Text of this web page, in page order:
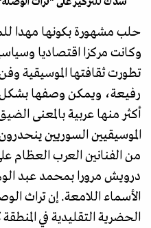
حلب مشهورة بكونها مهدا
وكانت مركزا اقتصاديا
تطورت ثقافتها الموسيقية
رفيعة، ويمكن وصفها بشكل
أكثر منها عربية بالمعنى
الموسيقيين السوريين
من الفنانين العرب العظام
درويش مرورا بمحمد عبد
الأسماء اللامعة. إن تراث
الحضرية التقليدية في